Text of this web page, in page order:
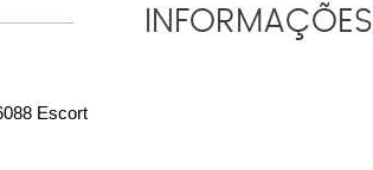
INFORMAÇÕES
Escort